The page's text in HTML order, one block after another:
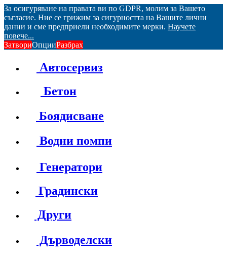
За осигуряване на правата ви по GDPR, молим за Вашето
съгласие. Ние се грижим за сигурността на Вашите лични
данни и сме предприели необходимите мерки. Научете
повече...
ЗатвориОпцииРазбрах
Автосервиз
Бетон
Боядисване
Водни помпи
Генератори
Градински
Други
Дърводелски